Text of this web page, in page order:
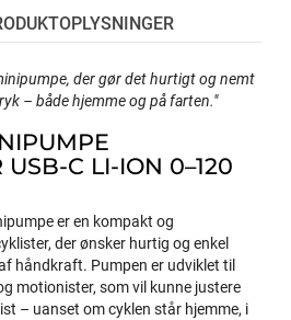
der gør det hurtigt og nemt
– både hjemme og på farten."
USB-C LI-ION 0–120
er en kompakt og
der ønsker hurtig og enkel
håndkraft. Pumpen er udviklet til
motionister, som vil kunne justere
– uanset om cyklen står hjemme, i